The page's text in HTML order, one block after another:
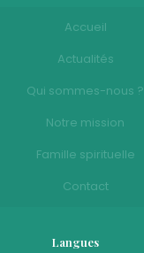
Accueil
Actualités
Qui sommes-nous ?
Notre mission
Famille spirituelle
Contact
Langues